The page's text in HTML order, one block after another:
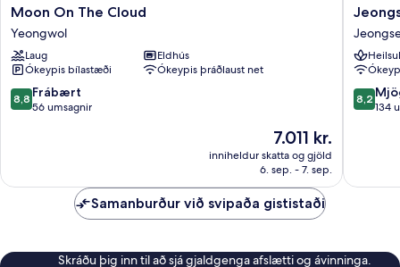
Moon
On
The
Cloud
Yeongwol
Moon On The Cloud
Yeongwol
Laug
Eldhús
Ókeypis bílastæði
Ókeypis þráðlaust net
8.8
af
8,8 Frábært
56 umsagnir
Verðið
er
7.011 kr.
7.011 kr.
inniheldur skatta og gjöld
6. sep. - 7. sep.
JS
Grand
Palace
Hotel
8.2
af
8,2
134
Samanburður við svipaða gististaði
Skráðu þig inn til að sjá gjaldgenga afslætti og ávinninga.